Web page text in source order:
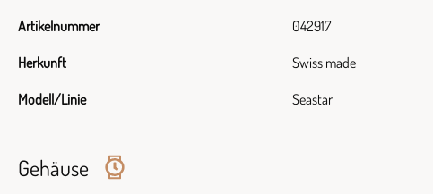
Artikelnummer 042917
Herkunft Swiss made
Modell/Linie Seastar
Gehäuse